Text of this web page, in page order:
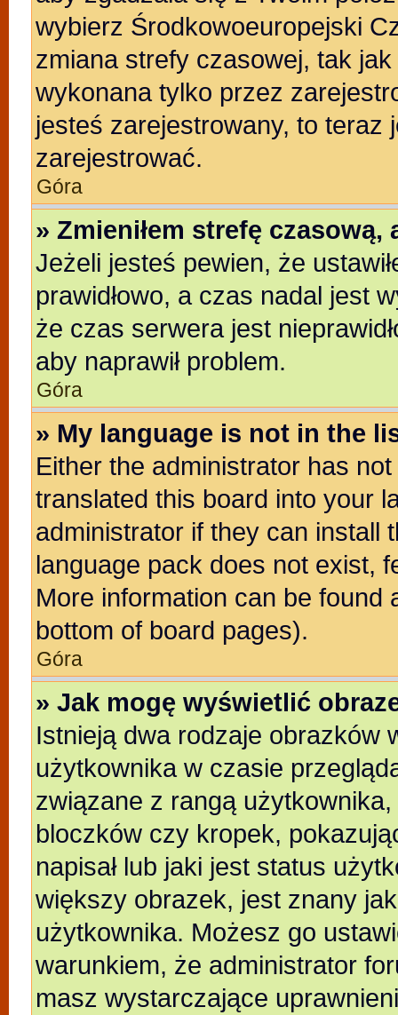
wybierz Środkowoeuropejski
zmiana strefy czasowej, tak
wykonana tylko przez
jesteś zarejestrowany, to teraz
zarejestrować.
Góra
» Zmieniłem strefę
Jeżeli jesteś pewien, że
prawidłowo, a czas nadal jest
że czas serwera jest
aby naprawił problem.
Góra
» My language is not in the
Either the administrator has
translated this board into your
administrator if they can install
language pack does not exist,
More information can be found
bottom of board pages).
Góra
» Jak mogę wyświetlić
Istnieją dwa rodzaje obrazków
użytkownika w czasie
związane z rangą
bloczków czy kropek,
napisał lub jaki jest status
większy obrazek, jest znany
użytkownika. Możesz go
warunkiem, że administrator
masz wystarczające